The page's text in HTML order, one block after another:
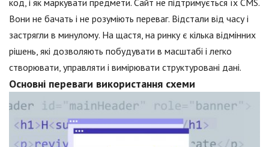
Вони не бачать і не розуміють переваг. Відстали від часу і
застрягли в минулому. На щастя, на ринку є кілька відмінних
рішень, які дозволяють побудувати в масштабі і легко
створювати, управляти і вимірювати структуровані дані.
Основні переваги використання схеми